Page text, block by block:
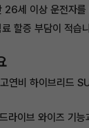
26세 이상 운전자를
할증 부담이 적습
연비 하이브리드
라이브 와이즈 기